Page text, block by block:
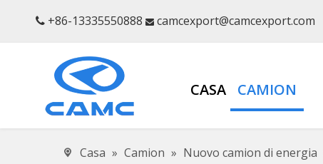
 +86-13335550888  camcexport@camcexport.com
CASA CAMION
Casa » Camion » Nuovo camion di energia